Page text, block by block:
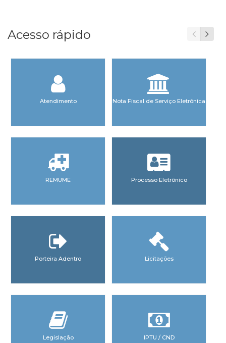
Acesso rápido
Atendimento Nota Fiscal de Serviço Eletrônica
REMUME Processo Eletrônico
Porteira Adentro Licitações
Legislação IPTU / CND